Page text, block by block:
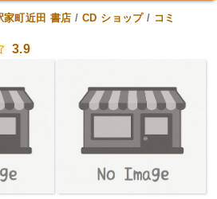
家町近田 書店 / CD ショップ/ コミ
3.9